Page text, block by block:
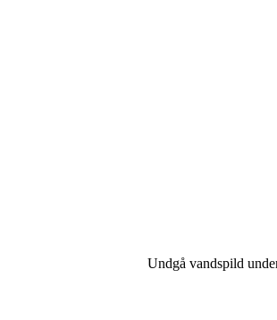
Undgå vandspild